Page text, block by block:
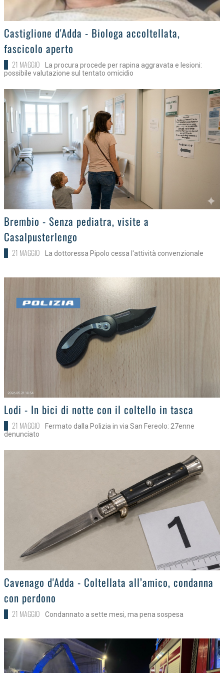
>
Castiglione d'Adda - Biologa accoltellata,
fascicolo aperto
21 MAGGIO
La procura procede per rapina aggravata e lesioni:
possibile valutazione sul tentato omicidio
>
Brembio - Senza pediatra, visite a
Casalpusterlengo
21 MAGGIO La dottoressa Pipolo cessa l'attività convenzionale
>Lodi - In bici di notte con il coltello in tasca
21 MAGGIO
Fermato dalla Polizia in via San Fereolo: 27enne
denunciato
>
Cavenago d'Adda - Coltellata all’amico, condanna
con perdono
21 MAGGIO Condannato a sette mesi, ma pena sospesa